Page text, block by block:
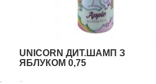
UNICORN ДИТ.ШАМП З
ЯБЛУКОМ 0,75